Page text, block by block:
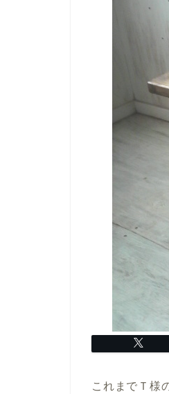
これまでＴ様